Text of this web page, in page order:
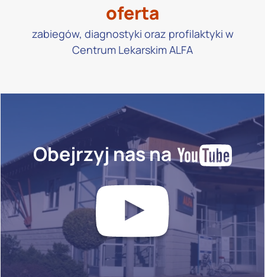
oferta
zabiegów, diagnostyki oraz profilaktyki w
Centrum Lekarskim ALFA
Obejrzyj nas na